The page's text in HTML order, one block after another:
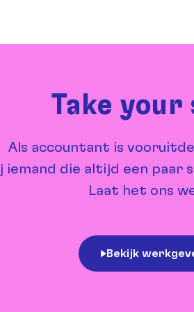
Take your
Als accountant is
iemand die altijd een
Laat het ons
Bekijk